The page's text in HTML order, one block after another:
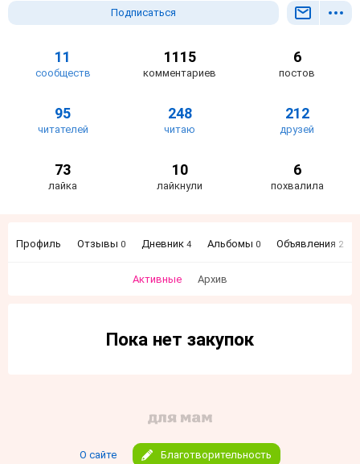
Подписаться
11
сообществ
1115
комментариев
6
постов
95
читателей
248
читаю
212
друзей
73
лайка
10
лайкнули
6
похвалила
Профиль Отзывы 0 Дневник 4 Альбомы 0 Объявления 2
Активные Архив
Пока нет закупок
О сайте Благотворительность